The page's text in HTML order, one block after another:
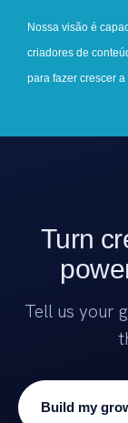
Nossa visão é
criadores de
para fazer crescer
Turn
Tell us your
Build my